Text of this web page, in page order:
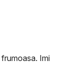
Imi